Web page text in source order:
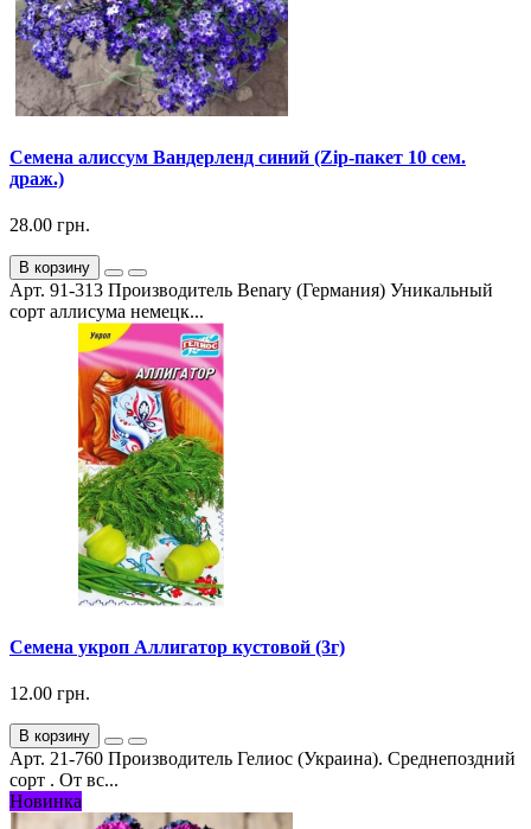
Семена алиссум Вандерленд синий (Zip-пакет 10 сем.
драж.)
28.00 грн.
В корзину
Арт. 91-313 Производитель Benary (Германия) Уникальный
сорт аллисума немецк...
Семена укроп Аллигатор кустовой (3г)
12.00 грн.
В корзину
Арт. 21-760 Производитель Гелиос (Украина). Среднепоздний
сорт . От вс...
Новинка